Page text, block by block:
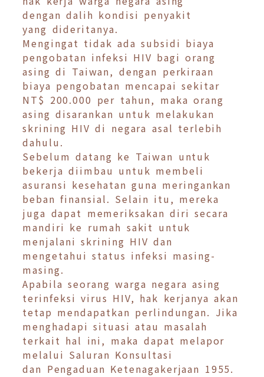
dengan dalih kondisi penyakit
yang dideritanya.
Mengingat tidak ada subsidi biaya
pengobatan infeksi HIV bagi orang
asing di Taiwan, dengan perkiraan
biaya pengobatan mencapai sekitar
NT$ 200.000 per tahun, maka orang
asing disarankan untuk melakukan
skrining HIV di negara asal terlebih
dahulu.
Sebelum datang ke Taiwan untuk
bekerja diimbau untuk membeli
asuransi kesehatan guna meringankan
beban finansial. Selain itu, mereka
juga dapat memeriksakan diri secara
mandiri ke rumah sakit untuk
menjalani skrining HIV dan
mengetahui status infeksi masing-
masing.
Apabila seorang warga negara asing
terinfeksi virus HIV, hak kerjanya akan
tetap mendapatkan perlindungan. Jika
menghadapi situasi atau masalah
terkait hal ini, maka dapat melapor
melalui Saluran Konsultasi
dan Pengaduan Ketenagakerjaan 1955.